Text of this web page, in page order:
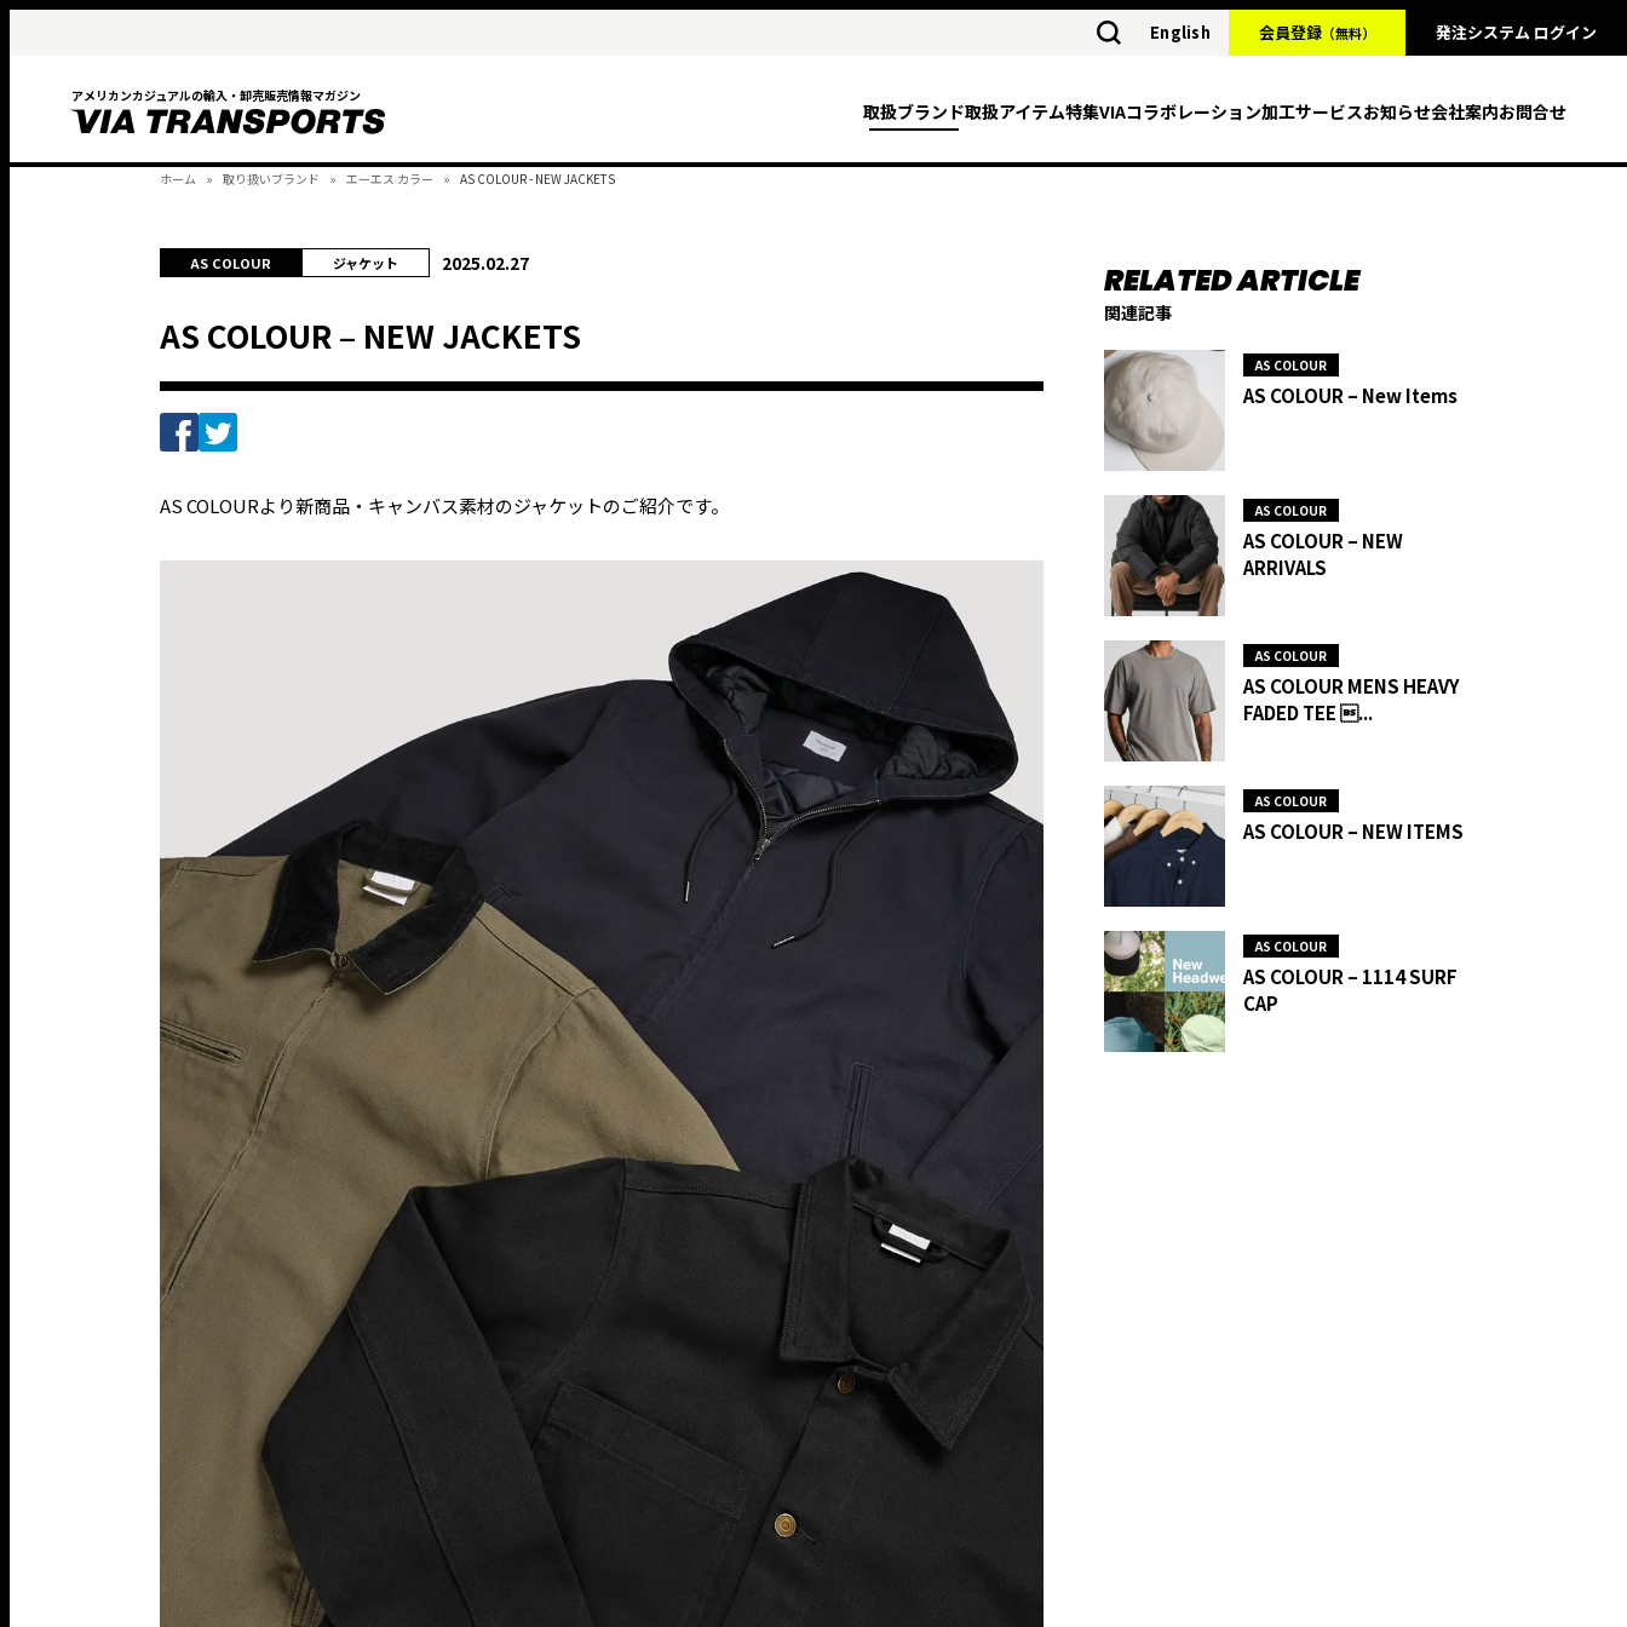
English 会員登録 （無料） 発注システム ログイン
アメリカンカジュアルの輸入・卸売販売情報マガジン
取扱ブランド取扱アイテム特集VIAコラボレーション加工サービスお知らせ会社案内お問合せ
ホーム 取り扱いブランド エーエス カラー AS COLOUR - NEW JACKETS
AS COLOUR ジャケット 2025.02.27
AS COLOUR – NEW JACKETS
AS COLOURより新商品・キャンバス素材のジャケットのご紹介です。
関連記事
AS COLOUR
AS COLOUR – New Items
AS COLOUR
AS COLOUR – NEW
ARRIVALS
AS COLOUR
AS COLOUR MENS HEAVY
FADED TEE ...
AS COLOUR
AS COLOUR – NEW ITEMS
AS COLOUR
AS COLOUR – 1114 SURF
CAP